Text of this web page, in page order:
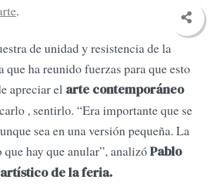
.
de unidad y resistencia de la
ha reunido fuerzas para que esto
apreciar el arte contemporáneo
, sentirlo. “Era importante que se
sea en una versión pequeña. La
hay que anular”, analizóPablo
de la feria.